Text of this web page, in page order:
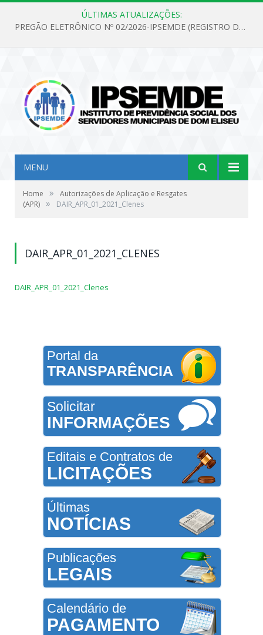
ÚLTIMAS ATUALIZAÇÕES:
PREGÃO ELETRÔNICO Nº 02/2026-IPSEMDE (REGISTRO DE PREÇOS PARA FUTURA E EVENTUAL AQUISIÇÃO DE MATERIAL DE LIMPEZA E GÊNEROS ALIMENTÍCIOS PARA ATENDER AS NECESSIDADES DO INSTITUTO DE PREVIDÊNCIA SOCIAL DOS SERVIDORES MUNICIPAIS DE DOM ELISEU.)
MENU
Home »
Autorizações de Aplicação e Resgates
(APR) » DAIR_APR_01_2021_Clenes
DAIR_APR_01_2021_CLENES
DAIR_APR_01_2021_Clenes
Portal da
TRANSPARÊNCIA
Solicitar
INFORMAÇÕES
Editais e Contratos de
LICITAÇÕES
Últimas
NOTÍCIAS
Publicações
LEGAIS
Calendário de
PAGAMENTO